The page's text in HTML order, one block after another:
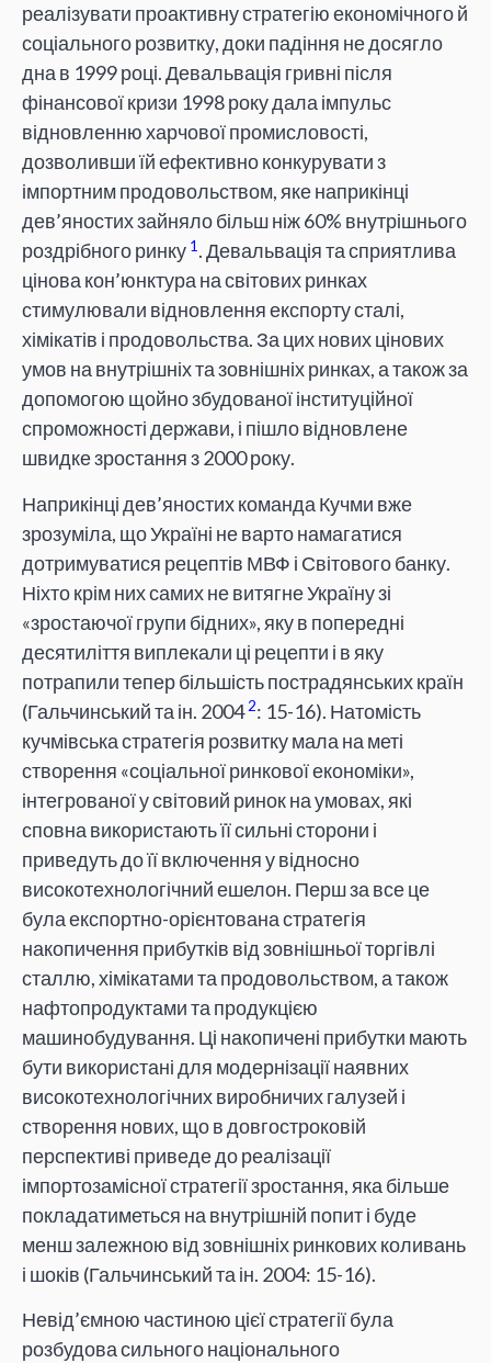
реалізувати проактивну стратегію економічного й
соціального розвитку, доки падіння не досягло
дна в 1999 році. Девальвація гривні після
фінансової кризи 1998 року дала імпульс
відновленню харчової промисловості,
дозволивши їй ефективно конкурувати з
імпортним продовольством, яке наприкінці
дев’яностих зайняло більш ніж 60% внутрішнього
роздрібного ринку 1 . Девальвація та сприятлива
цінова кон’юнктура на світових ринках
стимулювали відновлення експорту сталі,
хімікатів і продовольства. За цих нових цінових
умов на внутрішніх та зовнішніх ринках, а також за
допомогою щойно збудованої інституційної
спроможності держави, і пішло відновлене
швидке зростання з 2000 року.
Наприкінці дев’яностих команда Кучми вже
зрозуміла, що Україні не варто намагатися
дотримуватися рецептів МВФ і Світового банку.
Ніхто крім них самих не витягне Україну зі
«зростаючої групи бідних», яку в попередні
десятиліття виплекали ці рецепти і в яку
потрапили тепер більшість пострадянських країн
(Гальчинський та ін. 20042: 15-16). Натомість
кучмівська стратегія розвитку мала на меті
створення «соціальної ринкової економіки»,
інтегрованої у світовий ринок на умовах, які
сповна використають її сильні сторони і
приведуть до її включення у відносно
високотехнологічний ешелон. Перш за все це
була експортно-орієнтована стратегія
накопичення прибутків від зовнішньої торгівлі
сталлю, хімікатами та продовольством, а також
нафтопродуктами та продукцією
машинобудування. Ці накопичені прибутки мають
бути використані для модернізації наявних
високотехнологічних виробничих галузей і
створення нових, що в довгостроковій
перспективі приведе до реалізації
імпортозамісної стратегії зростання, яка більше
покладатиметься на внутрішній попит і буде
менш залежною від зовнішніх ринкових коливань
і шоків (Гальчинський та ін. 2004: 15-16).
Невід’ємною частиною цієї стратегії була
розбудова сильного національного